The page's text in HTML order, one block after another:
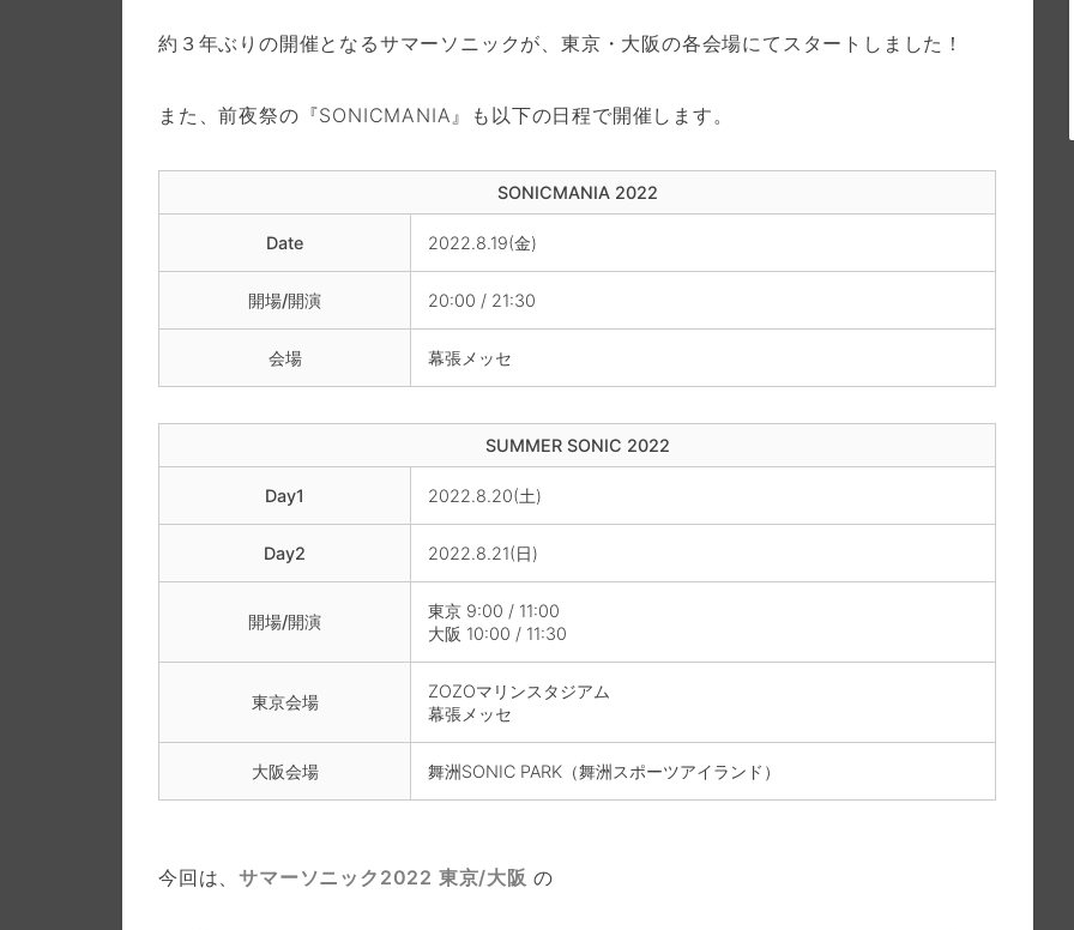
約３年ぶりの開催となるサマーソニックが、東京・大阪の各会場にてスタートしました！
また、前夜祭の『SONICMANIA』も以下の日程で開催します。
SONICMANIA 2022
Date 2022.8.19(金)
開場/開演 20:00 / 21:30
会場 幕張メッセ
SUMMER SONIC 2022
Day1 2022.8.20(土)
Day2 2022.8.21(日)
開場/開演
東京 9:00 / 11:00
大阪 10:00 / 11:30
東京会場
ZOZOマリンスタジアム
幕張メッセ
大阪会場 舞洲SONIC PARK（舞洲スポーツアイランド）
今回は、サマーソニック2022 東京/大阪 の